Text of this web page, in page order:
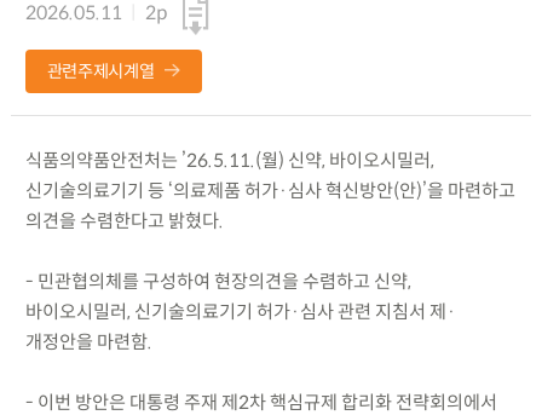
2026.05.11
2p
관련주제시계열
식품의약품안전처는 ’26.5.11.(월) 신약, 바이오시밀러,
신기술의료기기 등 ‘의료제품 허가·심사 혁신방안(안)’을 마련하고
의견을 수렴한다고 밝혔다.
- 민관협의체를 구성하여 현장의견을 수렴하고 신약,
바이오시밀러, 신기술의료기기 허가·심사 관련 지침서 제·
개정안을 마련함.
- 이번 방안은 대통령 주재 제2차 핵심규제 합리화 전략회의에서